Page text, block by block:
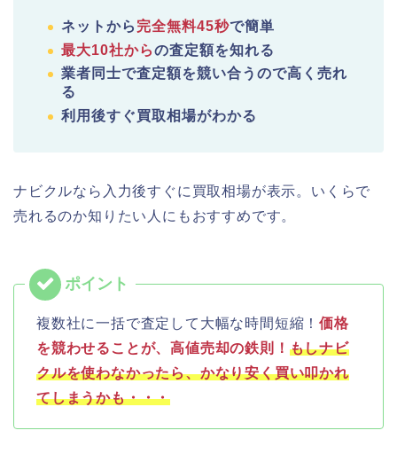
ネットから 完全無料45秒で簡単
最大10社からの査定額を知れる
業者同士で査定額を競い合うので高く売れ
る
利用後すぐ買取相場がわかる
ナビクルなら入力後すぐに買取相場が表示。いくらで
売れるのか知りたい人にもおすすめです。
複数社に一括で査定して大幅な時間短縮！価格
を競わせることが、高値売却の鉄則！ もしナビ
クルを使わなかったら、かなり安く買い叩かれ
てしまうかも・・・